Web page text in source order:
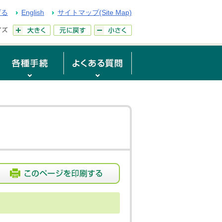
English サイトマップ(Site Map)